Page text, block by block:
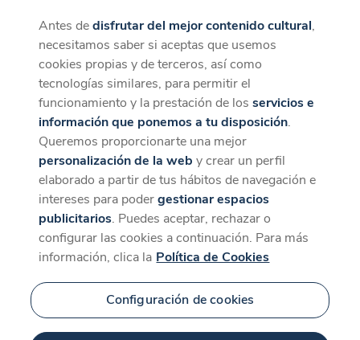
CaixaForum+
La mejor experiencia desde la App
Descargar
Antes dedisfrutar del mejor contenido cultural,
necesitamos saber si aceptas que usemos
cookies propias y de terceros, así como
tecnologías similares, para permitir el
funcionamiento y la prestación de losservicios e
información que ponemos a tu disposición.
Queremos proporcionarte una mejor
personalización de la web y crear un perfil
elaborado a partir de tus hábitos de navegación e
intereses para podergestionar espacios
publicitarios. Puedes aceptar, rechazar o
configurar las cookies a continuación. Para más
información, clica la Política de Cookies
Configuración de cookies